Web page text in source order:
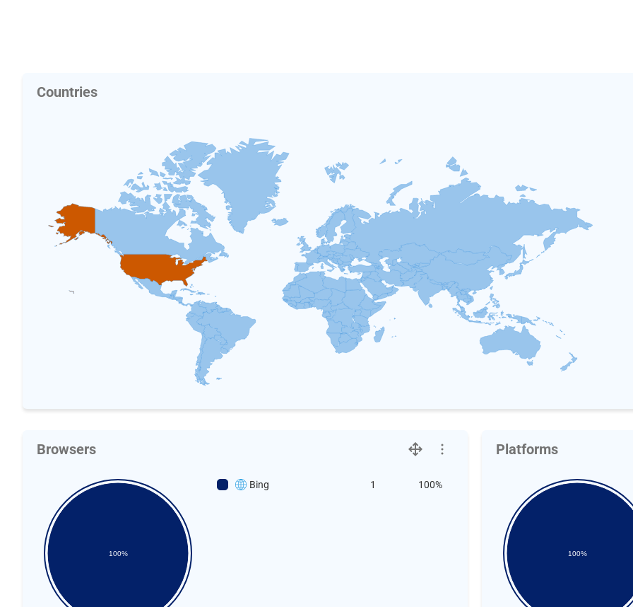
Countries
Browsers
100%
Bing 1 100%
Platforms
100%